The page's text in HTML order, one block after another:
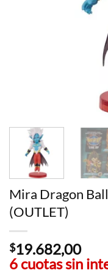
Mira Dragon
(OUTLET)
$19.682,00
6 cuotas sin